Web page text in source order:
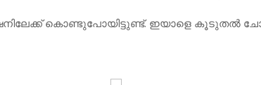
കൊണ്ടുപോയിട്ടുണ്ട്. ഇയാളെ കൂടുതല്‍